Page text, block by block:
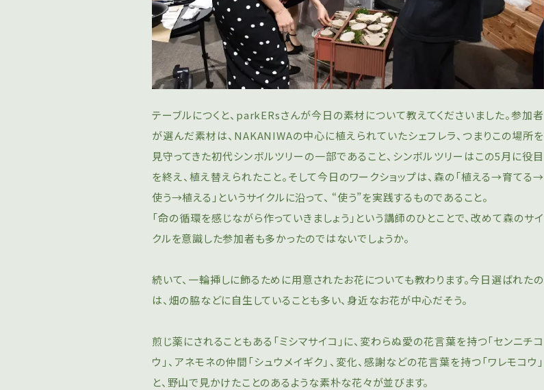
テーブルにつくと、parkERsさんが今日の素材について教えてくださいました。参加者
が選んだ素材は、NAKANIWAの中心に植えられていたシェフレラ、つまりこの場所を
見守ってきた初代シンボルツリーの一部であること、シンボルツリーはこの5月に役目
を終え、植え替えられたこと。そして今日のワークショップは、森の「植える→育てる→
使う→植える」というサイクルに沿って、 “使う”を実践するものであること。
「命の循環を感じながら作っていきましょう」という講師のひとことで、改めて森のサイ
クルを意識した参加者も多かったのではないでしょうか。
続いて、一輪挿しに飾るために用意されたお花についても教わります。今日選ばれたの
は、畑の脇などに自生していることも多い、身近なお花が中心だそう。
煎じ薬にされることもある「ミシマサイコ」に、変わらぬ愛の花言葉を持つ「センニチコ
ウ」、アネモネの仲間「シュウメイギク」、変化、感謝などの花言葉を持つ「ワレモコウ」
と、野山で見かけたことのあるような素朴な花々が並びます。